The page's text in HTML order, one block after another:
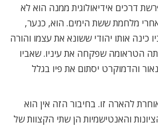
דרכים אידיאולוגית ממנה הוא לא
מלחמת ששת הימים. הוא, כנער,
כינה אותו יהודי ששונא את עצמו והורה
הטראומה שפקחה את עיניו. שאביו
והדמוקרט יסתום את פיו בגלל
להארה זו. בחיבור הזה אין הוא
והאנטישמיות הן שתי הקצוות של